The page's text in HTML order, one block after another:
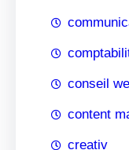
conseil
content
creativ